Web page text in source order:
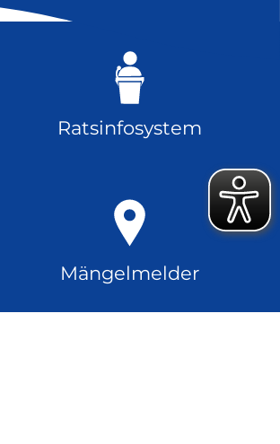
Ratsinfosystem
Mängelmelder